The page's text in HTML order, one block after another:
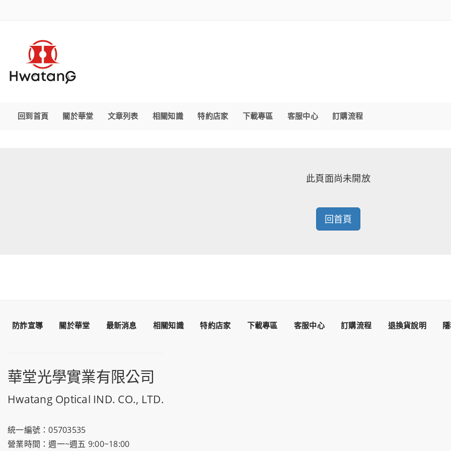
回到首頁 關於華堂 文章列表 相關知識 特約店家 下載專區 客服中心 訂購流程
此頁面尚未開放
回首頁
防詐宣導 關於華堂 最新消息 相關知識 特約店家 下載專區 客服中心 訂購流程 退換貨說明
華堂光學實業有限公司
Hwatang Optical IND. CO., LTD.
統一編號：05703535
營業時間：週一~週五 9:00~18:00